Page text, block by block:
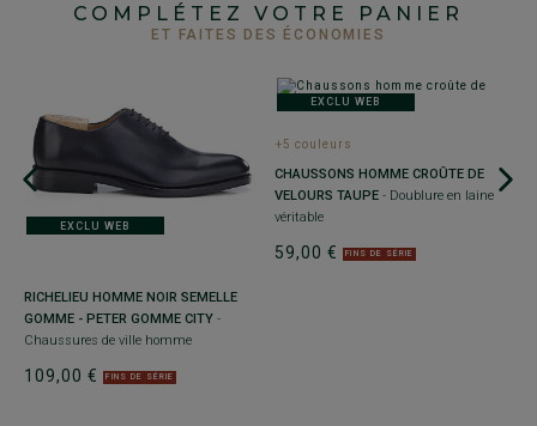
COMPLÉTEZ VOTRE PANIER
ET FAITES DES ÉCONOMIES
EXCLU WEB
RICHELIEU HOMME NOIR SEMELLE
GOMME - PETER GOMME CITY -
Chaussures de ville homme
109,00 € FINS DE SÉRIE
EXCLU WEB
+5 couleurs
CHAUSSONS HOMME CROÛTE DE
VELOURS TAUPE - Doublure en laine
véritable
59,00 € FINS DE SÉRIE